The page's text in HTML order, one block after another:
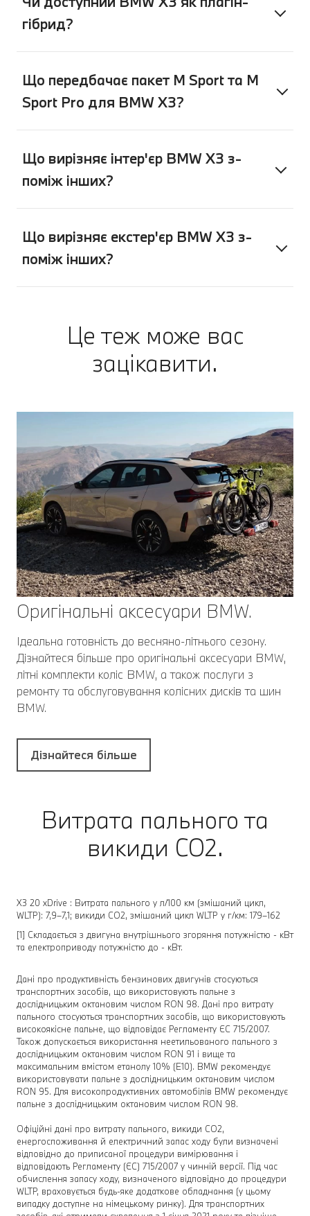
гібрид?
Що передбачає пакет M Sport та M
Sport Pro для BMW X3?
Що вирізняє інтер'єр BMW X3 з-
поміж інших?
Що вирізняє екстер'єр BMW X3 з-
поміж інших?
Це теж може вас
зацікавити.
Оригінальні аксесуари BMW.
Ідеальна готовність до весняно-літнього сезону.
Дізнайтеся більше про оригінальні аксесуари BMW,
літні комплекти коліс BMW, а також послуги з
ремонту та обслуговування колісних дисків та шин
BMW.
Дізнайтеся більше
Витрата пального та
викиди CO2.
X3 20 xDrive : Витрата пального у л/100 км (змішаний цикл,
WLTP): 7,9–7,1; викиди CO2, змішаний цикл WLTP у г/км: 179–162
[1] Складається з двигуна внутрішнього згоряння потужністю - кВт
та електроприводу потужністю до - кВт.
Дані про продуктивність бензинових двигунів стосуються
транспортних засобів, що використовують пальне з
дослідницьким октановим числом RON 98. Дані про витрату
пального стосуються транспортних засобів, що використовують
високоякісне пальне, що відповідає Регламенту ЄС 715/2007.
Також допускається використання неетильованого пального з
дослідницьким октановим числом RON 91 і вище та
максимальним вмістом етанолу 10% (E10). BMW рекомендує
використовувати пальне з дослідницьким октановим числом
RON 95. Для високопродуктивних автомобілів BMW рекомендує
пальне з дослідницьким октановим числом RON 98.
Офіційні дані про витрату пального, викиди CO2,
енергоспоживання й електричний запас ходу були визначені
відповідно до приписаної процедури вимірювання і
відповідають Регламенту (ЄС) 715/2007 у чинній версії. Під час
обчислення запасу ходу, визначеного відповідно до процедури
WLTP, враховується будь-яке додаткове обладнання (у цьому
випадку доступне на німецькому ринку). Для транспортних